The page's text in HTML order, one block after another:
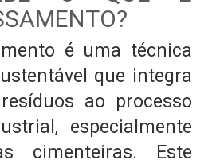
é uma técnica
que integra
ao processo
especialmente
cimenteiras. Este